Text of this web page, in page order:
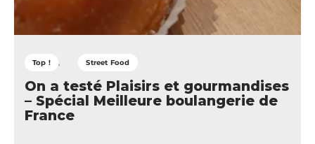
Top ! Street Food
On a testé Plaisirs et gourmandises
– Spécial Meilleure boulangerie de
France